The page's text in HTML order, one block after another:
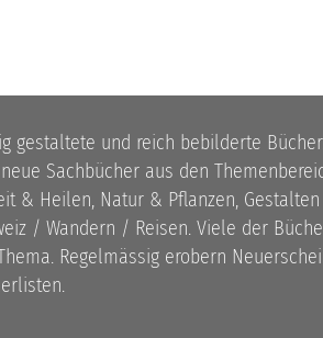
gestaltete und reich bebilderte
Sachbücher aus den
& Heilen, Natur & Pflanzen,
/ Wandern / Reisen. Viele der
Regelmässig erobern